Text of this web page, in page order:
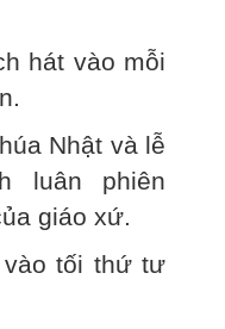
hát vào mỗi
Nhật và lễ
luân phiên
giáo xứ.
vào tối thứ tư